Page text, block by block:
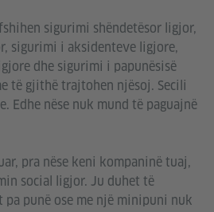
sigurimi shëndetësor ligjor,
sigurimi i aksidenteve ligjore,
dhe sigurimi i papunësisë
të gjithë trajtohen njësoj. Secili
Edhe nëse nuk mund të paguajnë
pra nëse keni kompaninë tuaj,
social ligjor. Ju duhet të
punë ose me një minipuni nuk